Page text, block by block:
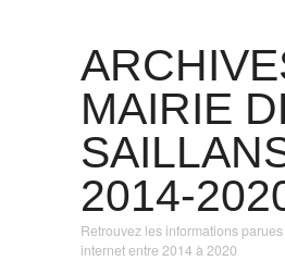
MAIRIE
2014-
Retrouvez les informations
internet entre 2014 à 2020